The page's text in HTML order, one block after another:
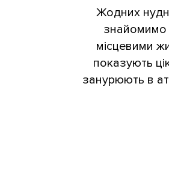
Жодних
знайомимо
місцевими
показують
занурюють в